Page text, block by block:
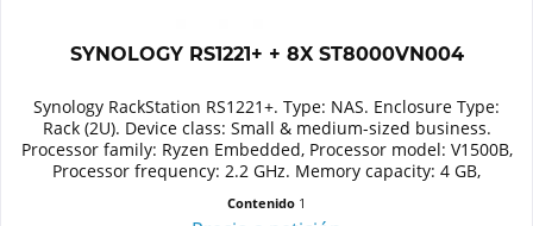
SYNOLOGY RS1221+ + 8X ST8000VN004
Synology RackStation RS1221+. Type: NAS. Enclosure Type:
Rack (2U). Device class: Small & medium-sized business.
Processor family: Ryzen Embedded, Processor model: V1500B,
Processor frequency: 2.2 GHz. Memory capacity: 4 GB,
Contenido 1